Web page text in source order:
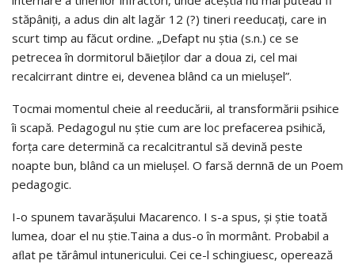
stăpâniţi, a adus din alt lagăr 12 (?) tineri reeducaţi, care in
scurt timp au făcut ordine. „Defapt nu ştia (s.n.) ce se
petrecea în dormitorul bãieţilor dar a doua zi, cel mai
recalcirrant dintre ei, devenea blând ca un mieluşel”.
Tocmai momentul cheie al reeducării, al transformării psihice
îi scapă. Pedagogul nu ştie cum are loc prefacerea psihică,
forţa care determină ca recalcitrantul să devină peste
noapte bun, blând ca un mieluşel. O farsă dernnã de un Poem
pedagogic.
I-o spunem tavarăşului Macarenco. I s-a spus, şi ştie toată
lumea, doar el nu ştie.Taina a dus-o în mormânt. Probabil a
aﬂat pe tărâmul intunericului. Cei ce-l schingiuesc, operează